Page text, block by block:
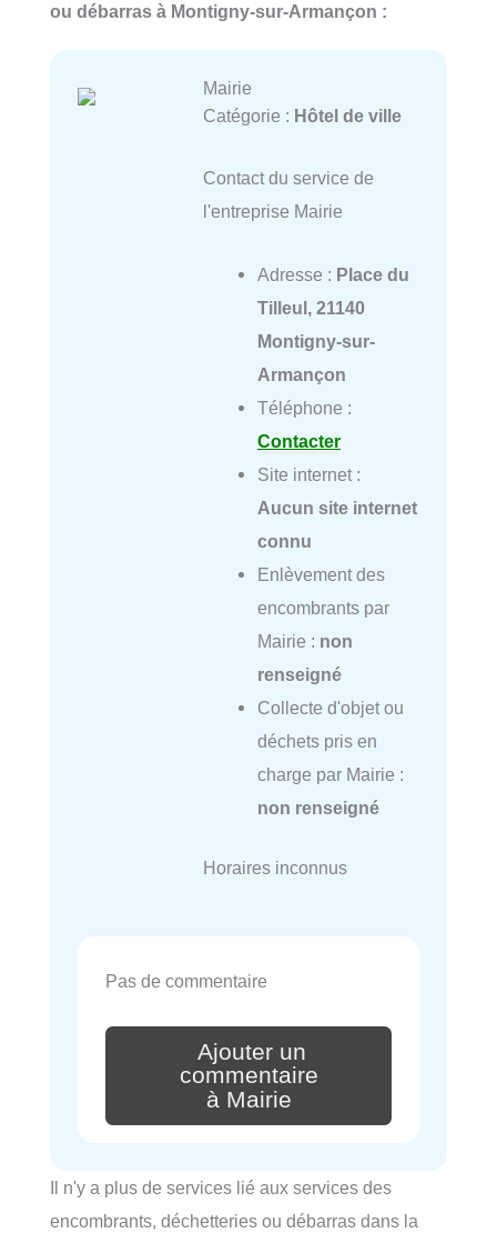
ou débarras à Montigny-sur-Armançon :
Mairie
Catégorie : Hôtel de ville
Contact du service de
l'entreprise Mairie
Adresse : Place du
Tilleul, 21140
Montigny-sur-
Armançon
Téléphone :
Contacter
Site internet :
Aucun site internet
connu
Enlèvement des
encombrants par
Mairie : non
renseigné
Collecte d'objet ou
déchets pris en
charge par Mairie :
non renseigné
Horaires inconnus
Pas de commentaire
Ajouter un
commentaire
à Mairie
Il n'y a plus de services lié aux services des
encombrants, déchetteries ou débarras dans la